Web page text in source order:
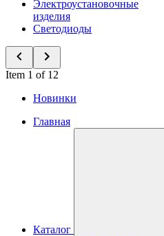
Электроустановочные
изделия
Светодиоды
Item 1 of 12
Новинки
Главная
Каталог